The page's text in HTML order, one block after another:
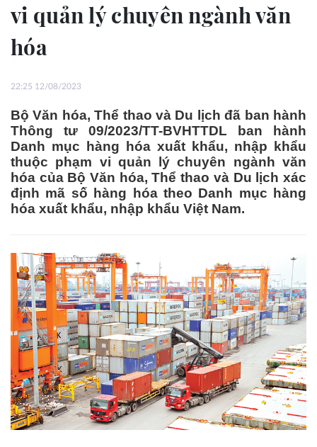
vi quản lý chuyên ngành văn
hóa
22:25 12/08/2023
Bộ Văn hóa, Thể thao và Du lịch đã ban hành
Thông tư 09/2023/TT-BVHTTDL ban hành
Danh mục hàng hóa xuất khẩu, nhập khẩu
thuộc phạm vi quản lý chuyên ngành văn
hóa của Bộ Văn hóa, Thể thao và Du lịch xác
định mã số hàng hóa theo Danh mục hàng
hóa xuất khẩu, nhập khẩu Việt Nam.